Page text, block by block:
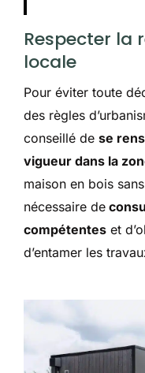
Respecter la
locale
Pour éviter toute
des règles
conseillé de se
vigueur dans la
maison en bois
nécessaire de
compétentes et
d’entamer les